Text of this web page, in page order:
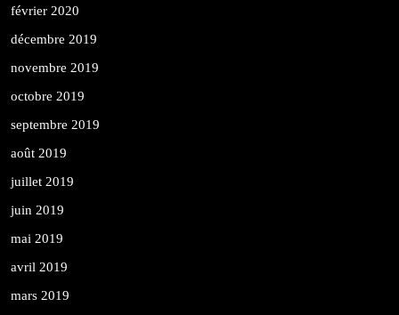
février 2020
décembre 2019
novembre 2019
octobre 2019
septembre 2019
août 2019
juillet 2019
juin 2019
mai 2019
avril 2019
mars 2019